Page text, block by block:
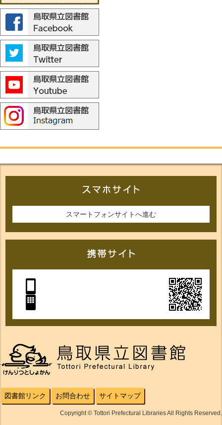
スマートフォンサイトへ進む
図書館リンク お問合わせ サイトマップ
Copyright © Tottori Prefectural Libraries All Rights Reserved.